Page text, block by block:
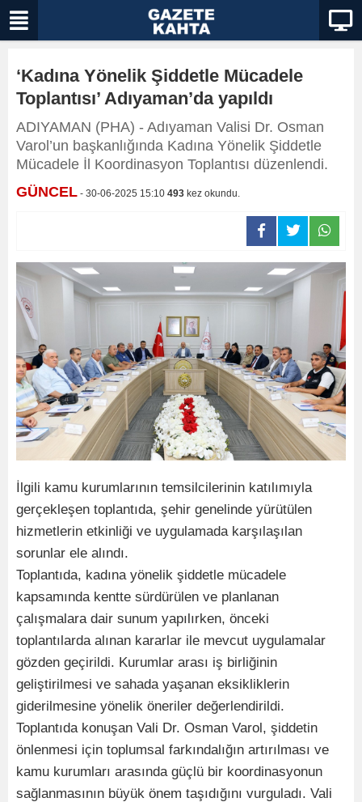
‘Kadına Yönelik Şiddetle Mücadele
Toplantısı’ Adıyaman’da yapıldı
ADIYAMAN (PHA) - Adıyaman Valisi Dr. Osman
Varol’un başkanlığında Kadına Yönelik Şiddetle
Mücadele İl Koordinasyon Toplantısı düzenlendi.
GÜNCEL - 30-06-2025 15:10 493 kez okundu.
İlgili kamu kurumlarının temsilcilerinin katılımıyla
gerçekleşen toplantıda, şehir genelinde yürütülen
hizmetlerin etkinliği ve uygulamada karşılaşılan
sorunlar ele alındı.
Toplantıda, kadına yönelik şiddetle mücadele
kapsamında kentte sürdürülen ve planlanan
çalışmalara dair sunum yapılırken, önceki
toplantılarda alınan kararlar ile mevcut uygulamalar
gözden geçirildi. Kurumlar arası iş birliğinin
geliştirilmesi ve sahada yaşanan eksikliklerin
giderilmesine yönelik öneriler değerlendirildi.
Toplantıda konuşan Vali Dr. Osman Varol, şiddetin
önlenmesi için toplumsal farkındalığın artırılması ve
kamu kurumları arasında güçlü bir koordinasyonun
sağlanmasının büyük önem taşıdığını vurguladı. Vali